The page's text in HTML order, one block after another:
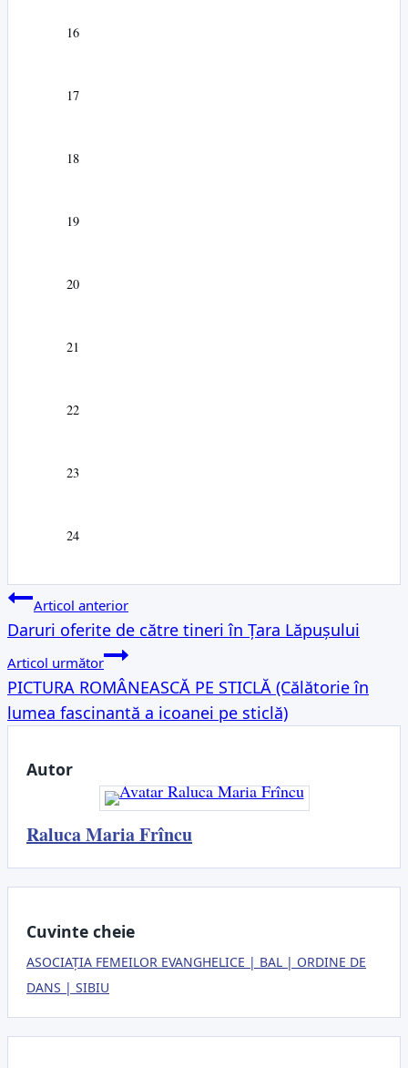
16
17
18
19
20
21
22
23
24
Navigare
în
articole
Articol anterior
Daruri oferite de către tineri în Țara Lăpușului
Articol următor
PICTURA ROMÂNEASCĂ PE STICLĂ (Călătorie în
lumea fascinantă a icoanei pe sticlă)
Autor
Raluca Maria Frîncu
Cuvinte cheie
ASOCIAȚIA FEMEILOR EVANGHELICE BAL
ORDINE DE
DANS
SIBIU